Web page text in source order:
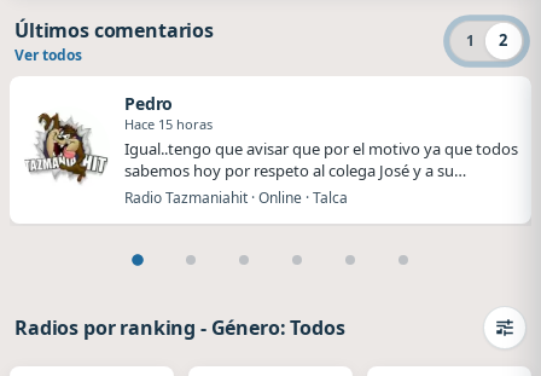
1 2
Últimos comentarios
Ver todos
Pedro
Hace 15 horas
Igual..tengo que avisar que por el motivo ya que todos
sabemos hoy por respeto al colega José y a su…
Radio Tazmaniahit · Online · Talca
Radios por ranking - Género: Todos